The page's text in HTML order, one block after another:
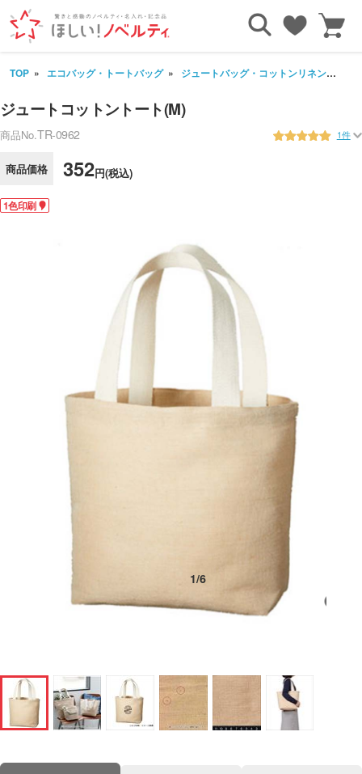
TOP エコバッグ・トートバッグ ジュートバッグ・コットンリネンバッグ
ジュートコットントート(M)
商品No.TR-0962 1件
商品価格 352円(税込)
1色印刷
1/6